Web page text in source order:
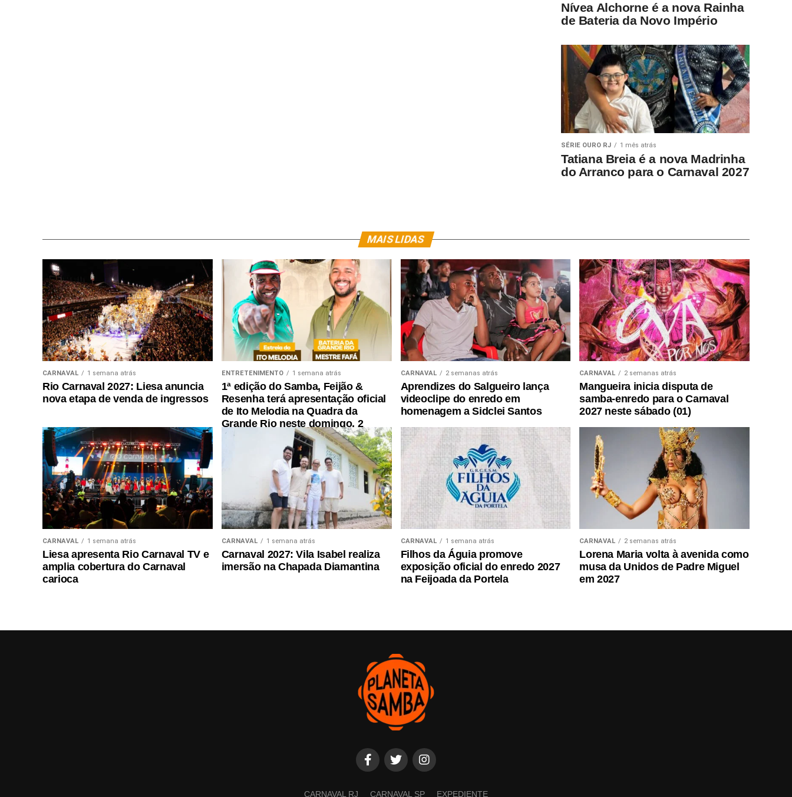
Nívea Alchorne é a nova Rainha
de Bateria da Novo Império
SÉRIE OURO RJ 1 mês atrás
Tatiana Breia é a nova Madrinha
do Arranco para o Carnaval 2027
MAIS LIDAS
CARNAVAL 1 semana atrás
Rio Carnaval 2027: Liesa anuncia
nova etapa de venda de ingressos
ENTRETENIMENTO 1 semana atrás
1ª edição do Samba, Feijão &
Resenha terá apresentação oficial
de Ito Melodia na Quadra da
Grande Rio neste domingo, 2
CARNAVAL 2 semanas atrás
Aprendizes do Salgueiro lança
videoclipe do enredo em
homenagem a Sidclei Santos
CARNAVAL 2 semanas atrás
Mangueira inicia disputa de
samba-enredo para o Carnaval
2027 neste sábado (01)
CARNAVAL 1 semana atrás
Liesa apresenta Rio Carnaval TV e
amplia cobertura do Carnaval
carioca
CARNAVAL 1 semana atrás
Carnaval 2027: Vila Isabel realiza
imersão na Chapada Diamantina
CARNAVAL 1 semana atrás
Filhos da Águia promove
exposição oficial do enredo 2027
na Feijoada da Portela
CARNAVAL 2 semanas atrás
Lorena Maria volta à avenida como
musa da Unidos de Padre Miguel
em 2027
CARNAVAL RJ CARNAVAL SP EXPEDIENTE